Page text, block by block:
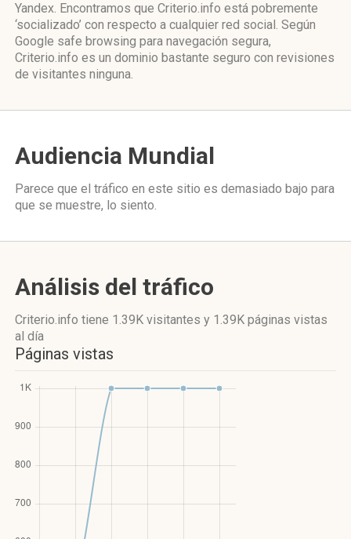
Yandex. Encontramos que Criterio.info está pobremente
‘socializado’ con respecto a cualquier red social. Según
Google safe browsing para navegación segura,
Criterio.info es un dominio bastante seguro con revisiones
de visitantes ninguna.
Audiencia Mundial
Parece que el tráfico en este sitio es demasiado bajo para
que se muestre, lo siento.
Análisis del tráfico
Criterio.info tiene 1.39K visitantes y 1.39K páginas vistas
al día
Páginas vistas